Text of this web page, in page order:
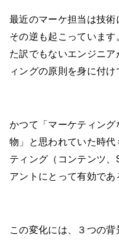
最近のマーケ担当は技術
その逆も起こっていま
た訳でもないエンジニ
ィングの原則を身に付け
かつて「マーケティン
物」と思われていた時
ティング（コンテンツ
アントにとって有効であ
この変化には、３つの背